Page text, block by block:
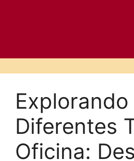
Explorando
Diferentes
Oficina: